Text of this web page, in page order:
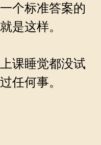
个标准答案的
是这样。
课睡觉都没试
任何事。